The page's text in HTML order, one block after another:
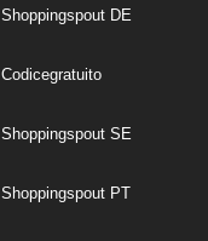
Shoppingspout DE
Codicegratuito
Shoppingspout SE
Shoppingspout PT